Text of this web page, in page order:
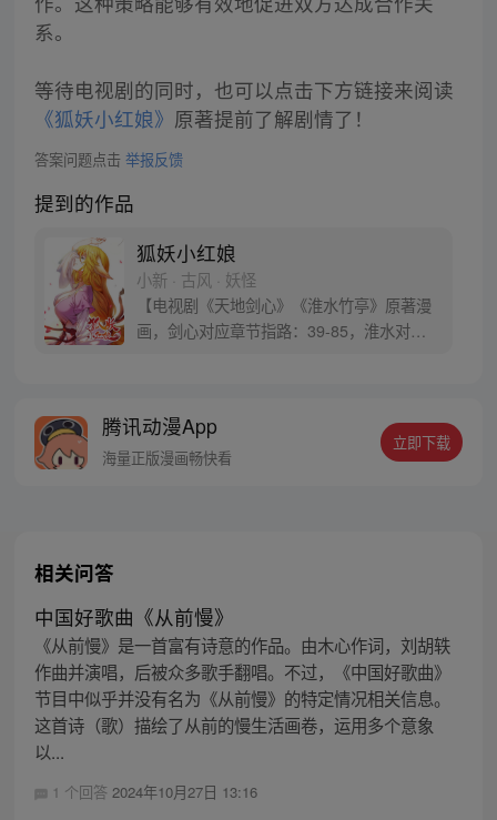
系。
等待电视剧的同时，也可以点击下方链接来阅读
《狐妖小红娘》 原著提前了解剧情了！
答案问题点击 举报反馈
提到的作品
狐妖小红娘
小新 · 古风 · 妖怪
【电视剧《天地剑心》《淮水竹亭》原著漫
画，剑心对应章节指路：39-85，淮水对应
腾讯动漫App
海量正版漫画畅快看
立即下载
相关问答
中国好歌曲《从前慢》
《从前慢》是一首富有诗意的作品。由木心作词，刘胡轶
作曲并演唱，后被众多歌手翻唱。不过，《中国好歌曲》
节目中似乎并没有名为《从前慢》的特定情况相关信息。
这首诗（歌）描绘了从前的慢生活画卷，运用多个意象
以...
1 个回答 2024年10月27日 13:16